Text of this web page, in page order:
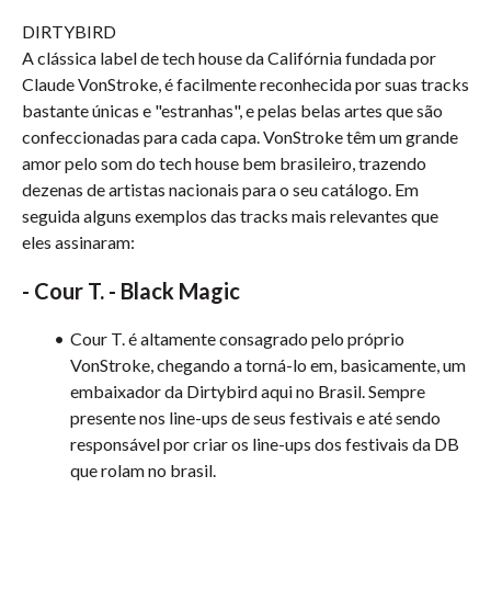
DIRTYBIRD
A clássica label de tech house da Califórnia fundada por
Claude VonStroke, é facilmente reconhecida por suas tracks
bastante únicas e "estranhas", e pelas belas artes que são
confeccionadas para cada capa. VonStroke têm um grande
amor pelo som do tech house bem brasileiro, trazendo
dezenas de artistas nacionais para o seu catálogo. Em
seguida alguns exemplos das tracks mais relevantes que
eles assinaram:
- Cour T. - Black Magic
Cour T. é altamente consagrado pelo próprio
VonStroke, chegando a torná-lo em, basicamente, um
embaixador da Dirtybird aqui no Brasil. Sempre
presente nos line-ups de seus festivais e até sendo
responsável por criar os line-ups dos festivais da DB
que rolam no brasil.